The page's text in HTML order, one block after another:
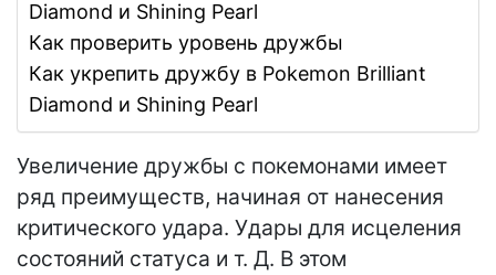
Diamond и Shining Pearl
Как проверить уровень дружбы
Как укрепить дружбу в Pokemon Brilliant
Diamond и Shining Pearl
Увеличение дружбы с покемонами имеет
ряд преимуществ, начиная от нанесения
критического удара. Удары для исцеления
состояний статуса и т. Д. В этом